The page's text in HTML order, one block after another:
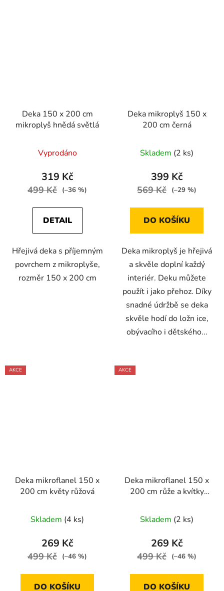
Deka 150 x 200 cm
mikroplyš hnědá světlá
Vyprodáno
319 Kč
499 Kč (–36 %)
DETAIL
Hřejivá deka s příjemným
povrchem z mikroplyše,
rozměr 150 x 200 cm
Deka mikroplyš 150 x
200 cm černá
Skladem (2 ks)
399 Kč
569 Kč (–29 %)
DO KOŠÍKU
Deka mikroplyš je hřejivá
a skvěle doplní každý
interiér. Deku můžete
použít i jako přehoz. Díky
snadné údržbě se deka
skvěle hodí do ložn ice,
obývacího i dětského...
AKCE
Deka mikroflanel 150 x
200 cm květy růžová
Skladem (4 ks)
269 Kč
499 Kč (–46 %)
DO KOŠÍKU
AKCE
Deka mikroflanel 150 x
200 cm růže a kvítky
Skladem (2 ks)
269 Kč
499 Kč (–46 %)
DO KOŠÍKU